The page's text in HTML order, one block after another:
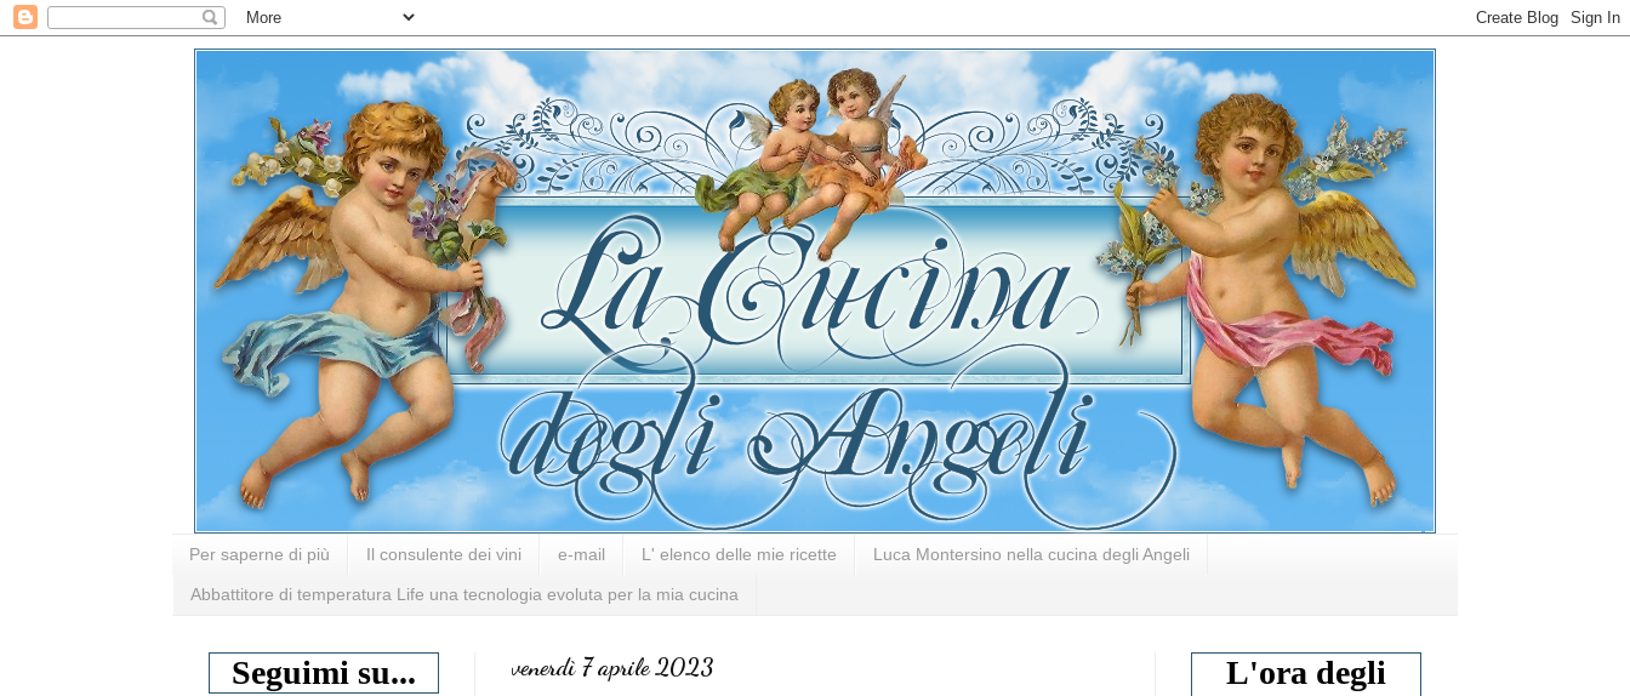
Per saperne di più Il consulente dei vini e-mail L' elenco delle mie ricette Luca Montersino nella cucina degli Angeli
Abbattitore di temperatura Life una tecnologia evoluta per la mia cucina
venerdì 7 aprile 2023
Seguimi su...
L'ora degli